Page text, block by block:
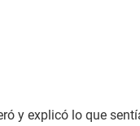
y explicó lo que